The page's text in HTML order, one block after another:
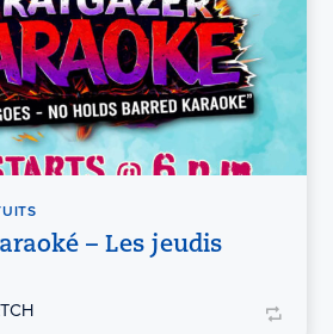
– Les jeudis